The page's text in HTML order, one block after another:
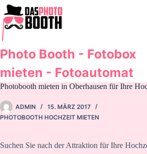
Zum
Inhalt
springen
Photo Booth - Fotobox
mieten - Fotoautomat
Photobooth mieten in Oberhausen für Ihre
ADMIN
15. MÄRZ 2017
PHOTOBOOTH HOCHZEIT MIETEN
Suchen Sie nach der Attraktion für Ihre